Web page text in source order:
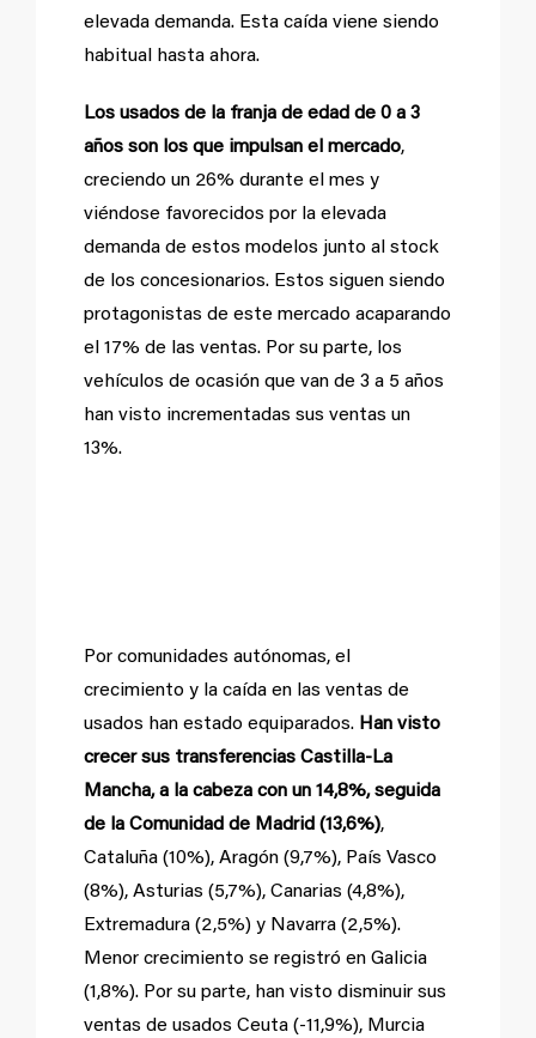
elevada demanda. Esta caída viene siendo
habitual hasta ahora.
Los usados de la franja de edad de 0 a 3
años son los que impulsan el mercado,
creciendo un 26% durante el mes y
viéndose favorecidos por la elevada
demanda de estos modelos junto al stock
de los concesionarios. Estos siguen siendo
protagonistas de este mercado acaparando
el 17% de las ventas. Por su parte, los
vehículos de ocasión que van de 3 a 5 años
han visto incrementadas sus ventas un
13%.
Por comunidades autónomas, el
crecimiento y la caída en las ventas de
usados han estado equiparados. Han visto
crecer sus transferencias Castilla-La
Mancha, a la cabeza con un 14,8%, seguida
de la Comunidad de Madrid (13,6%),
Cataluña (10%), Aragón (9,7%), País Vasco
(8%), Asturias (5,7%), Canarias (4,8%),
Extremadura (2,5%) y Navarra (2,5%).
Menor crecimiento se registró en Galicia
(1,8%). Por su parte, han visto disminuir sus
ventas de usados Ceuta (-11,9%), Murcia